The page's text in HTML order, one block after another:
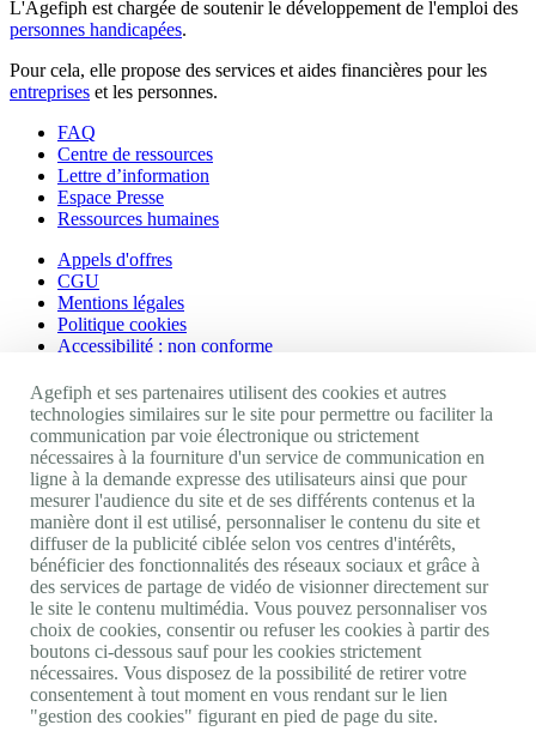
L'Agefiph est chargée de soutenir le développement de l'emploi des
personnes handicapées.
Pour cela, elle propose des services et aides financières pour les
entreprises et les personnes.
FAQ
Centre de ressources
Lettre d’information
Espace Presse
Ressources humaines
Appels d'offres
CGU
Mentions légales
Politique cookies
Accessibilité : non conforme
Nos autres sites
Site portail Agefiph
Activateur de progrès
Handinnov
Innovation et recherche
Université du RRH
Service AppuiPro
Nous suivre
Youtube
Linkedin
Facebook
Twitter
Agefiph et ses partenaires utilisent des cookies et autres
technologies similaires sur le site pour permettre ou faciliter la
communication par voie électronique ou strictement
nécessaires à la fourniture d'un service de communication en
ligne à la demande expresse des utilisateurs ainsi que pour
mesurer l'audience du site et de ses différents contenus et la
manière dont il est utilisé, personnaliser le contenu du site et
diffuser de la publicité ciblée selon vos centres d'intérêts,
bénéficier des fonctionnalités des réseaux sociaux et grâce à
des services de partage de vidéo de visionner directement sur
le site le contenu multimédia. Vous pouvez personnaliser vos
choix de cookies, consentir ou refuser les cookies à partir des
boutons ci-dessous sauf pour les cookies strictement
nécessaires. Vous disposez de la possibilité de retirer votre
consentement à tout moment en vous rendant sur le lien
"gestion des cookies" figurant en pied de page du site.